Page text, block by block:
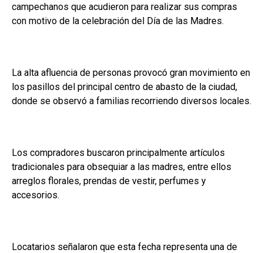
campechanos que acudieron para realizar sus compras
con motivo de la celebración del Día de las Madres.
La alta afluencia de personas provocó gran movimiento en
los pasillos del principal centro de abasto de la ciudad,
donde se observó a familias recorriendo diversos locales.
Los compradores buscaron principalmente artículos
tradicionales para obsequiar a las madres, entre ellos
arreglos florales, prendas de vestir, perfumes y
accesorios.
Locatarios señalaron que esta fecha representa una de